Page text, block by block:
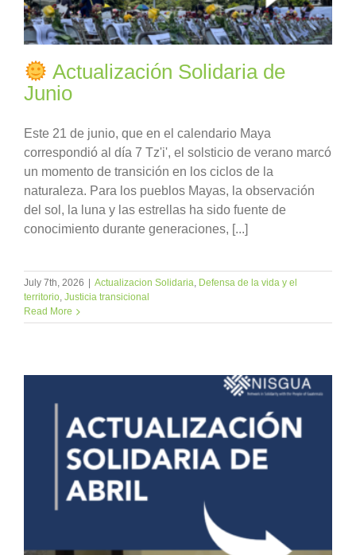
Actualización Solidaria de
Junio
Este 21 de junio, que en el calendario Maya
correspondió al día 7 Tz'i', el solsticio de verano marcó
un momento de transición en los ciclos de la
naturaleza. Para los pueblos Mayas, la observación
del sol, la luna y las estrellas ha sido fuente de
conocimiento durante generaciones, [...]
July 7th, 2026 Actualizacion Solidaria, Defensa de la vida y el
territorio, Justicia transicional
Read More